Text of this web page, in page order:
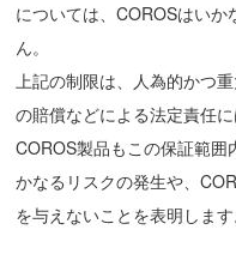
については、COROSはい
ん。
上記の制限は、人為的かつ
の賠償などによる法定責任
COROS製品もこの保証範
かなるリスクの発生や、
を与えないことを表明します